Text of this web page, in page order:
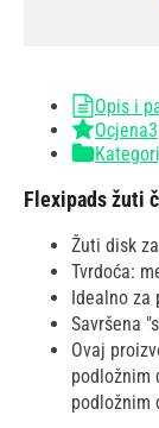
Opis i
Ocjena3
Flexipads žuti
Žuti disk
Tvrdoća:
Idealno
Savršena
Ovaj
podložnim
podložnim